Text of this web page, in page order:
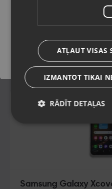
219.00 €
9.96€/mēn.
Samsung Galaxy
ATĻAUT VISAS
IZMANTOT TIKAI
RĀDĪT DETAĻAS